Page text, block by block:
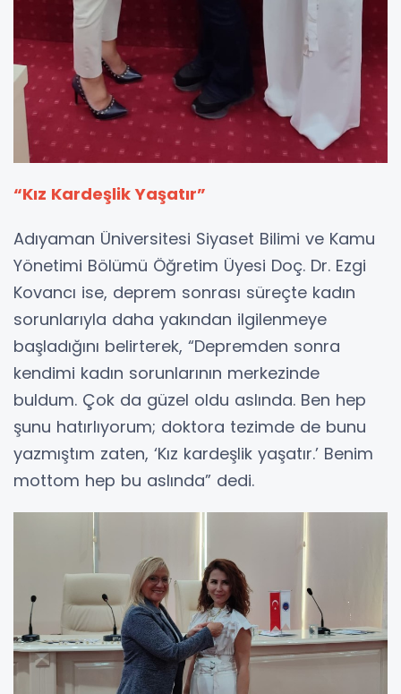
“Kız Kardeşlik Yaşatır”
Adıyaman Üniversitesi Siyaset Bilimi ve Kamu
Yönetimi Bölümü Öğretim Üyesi Doç. Dr. Ezgi
Kovancı ise, deprem sonrası süreçte kadın
sorunlarıyla daha yakından ilgilenmeye
başladığını belirterek, “Depremden sonra
kendimi kadın sorunlarının merkezinde
buldum. Çok da güzel oldu aslında. Ben hep
şunu hatırlıyorum; doktora tezimde de bunu
yazmıştım zaten, ‘Kız kardeşlik yaşatır.’ Benim
mottom hep bu aslında” dedi.